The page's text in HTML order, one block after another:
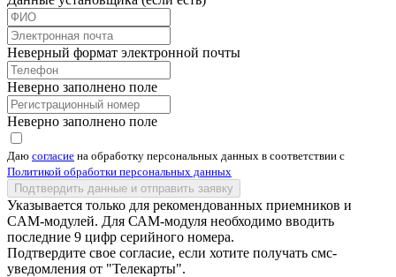
Неверный формат электронной почты
Неверно заполнено поле
Неверно заполнено поле
Даю согласие на обработку персональных данных в соответствии с
Политикой обработки персональных данных
Подтвердить данные и отправить заявку
Указывается только для рекомендованных приемников и
CAM-модулей. Для САМ-модуля необходимо вводить
последние 9 цифр серийного номера.
Подтвердите свое согласие, если хотите получать смс-
уведомления от "Телекарты".